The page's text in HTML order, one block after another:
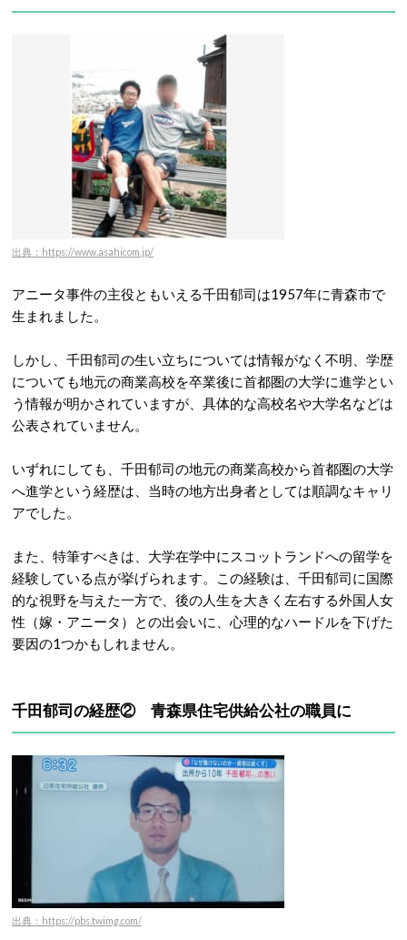
出典：https://www.asahicom.jp/
アニータ事件の主役ともいえる千田郁司は1957年に青森市で
生まれました。
しかし、千田郁司の生い立ちについては情報がなく不明、学歴
についても地元の商業高校を卒業後に首都圏の大学に進学とい
う情報が明かされていますが、具体的な高校名や大学名などは
公表されていません。
いずれにしても、千田郁司の地元の商業高校から首都圏の大学
へ進学という経歴は、当時の地方出身者としては順調なキャリ
アでした。
また、特筆すべきは、大学在学中にスコットランドへの留学を
経験している点が挙げられます。この経験は、千田郁司に国際
的な視野を与えた一方で、後の人生を大きく左右する外国人女
性（嫁・アニータ）との出会いに、心理的なハードルを下げた
要因の1つかもしれません。
千田郁司の経歴② 青森県住宅供給公社の職員に
出典：https://pbs.twimg.com/